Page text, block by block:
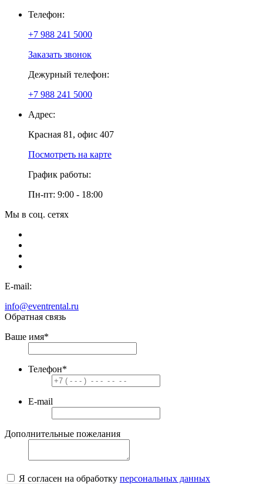
Телефон:
+7 988 241 5000
Заказать звонок
Дежурный телефон:
+7 988 241 5000
Адрес:
Красная 81, офис 407
Посмотреть на карте
График работы:
Пн-пт: 9:00 - 18:00
Мы в соц. сетях
E-mail:
info@eventrental.ru
Обратная связь
Ваше имя*
Телефон*
E-mail
Дополнительные пожелания
Я согласен на обработку персональных данных